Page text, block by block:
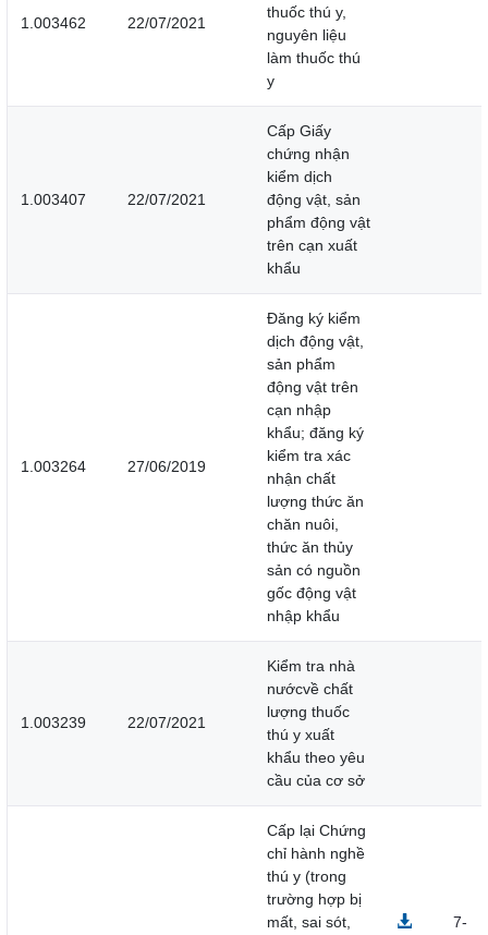
1.003462 22/07/2021
thuốc thú y,
nguyên liệu
làm thuốc thú
y
1.003407 22/07/2021
Cấp Giấy
chứng nhận
kiểm dịch
động vật, sản
phẩm động vật
trên cạn xuất
khẩu
1.003264 27/06/2019
Đăng ký kiểm
dịch động vật,
sản phẩm
động vật trên
cạn nhập
khẩu; đăng ký
kiểm tra xác
nhận chất
lượng thức ăn
chăn nuôi,
thức ăn thủy
sản có nguồn
gốc động vật
nhập khẩu
1.003239 22/07/2021
Kiểm tra nhà
nướcvề chất
lượng thuốc
thú y xuất
khẩu theo yêu
cầu của cơ sở
Cấp lại Chứng
chỉ hành nghề
thú y (trong
trường hợp bị
mất, sai sót,
7-